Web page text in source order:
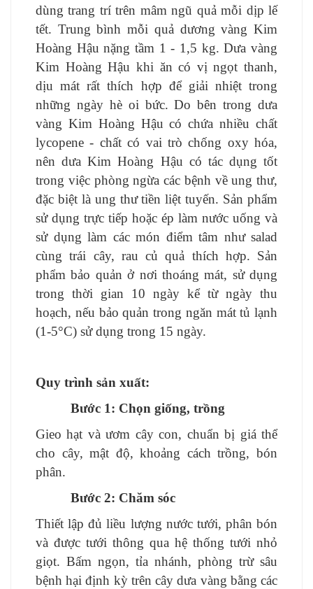
dùng trang trí trên mâm ngũ quả mỗi dịp lế
tết. Trung bình mỗi quả dương vàng Kim
Hoàng Hậu nặng tầm 1 - 1,5 kg. Dưa vàng
Kim Hoàng Hậu khi ăn có vị ngọt thanh,
dịu mát rất thích hợp để giải nhiệt trong
những ngày hè oi bức.Do bên trong dưa
vàng Kim Hoàng Hậucó chứa nhiềuchất
lycopene - chất có vai trò chống oxy hóa,
nên dưa Kim Hoàng Hậu có tác dụng tốt
trong việc phòng ngừa các bệnh về ung thư,
đặc biệt là ung thư tiền liệt tuyến. Sản phẩm
sử dụng trực tiếp hoặc ép làm nước uống và
sử dụng làm các món điểm tâm như salad
cùng trái cây, rau củ quả thích hợp. Sản
phẩm bảo quản ở nơi thoáng mát, sử dụng
trong thời gian 10 ngày kể từ ngày thu
hoạch, nếu bảo quản trong ngăn mát tủ lạnh
(1-5°C) sử dụng trong 15 ngày.
Quy trình sản xuất:
Bước 1: Chọn giống, trồng
Gieo hạt và ươm cây con, chuẩn bị giá thể
cho cây, mật độ, khoảng cách trồng, bón
phân.
Bước 2: Chăm sóc
Thiết lập đủ liều lượng nước tưới, phân bón
và được tưới thông qua hệ thống tưới nhỏ
giọt. Bấm ngọn, tỉa nhánh, phòng trừ sâu
bệnh hại định kỳ trên cây dưa vàng bằng các